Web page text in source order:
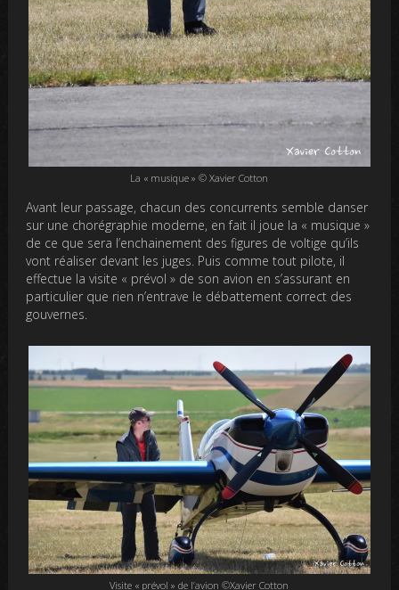
La « musique » © Xavier Cotton
Avant leur passage, chacun des concurrents semble danser
sur une chorégraphie moderne, en fait il joue la « musique »
de ce que sera l’enchainement des figures de voltige qu’ils
vont réaliser devant les juges. Puis comme tout pilote, il
effectue la visite « prévol » de son avion en s’assurant en
particulier que rien n’entrave le débattement correct des
gouvernes.
Visite « prévol » de l’avion ©Xavier Cotton